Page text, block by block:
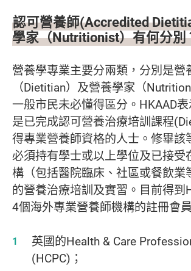
認可營養師(Accredited
學家（Nutritionist）有何分別
營養學專業主要分兩類，分別是營
（Dietitian）及營養學家（
一般市民未必懂得區分。HKAAD
是已完成認可營養治療培訓課程
得專業營養師資格的人士。修畢該
必須持有學士或以上學位及已接受
構（包括醫院臨床、社區或餐飲業
的營養治療培訓及實習。目前得到
4個海外專業營養師機構的註冊會
英國的Health & Care
(HCPC)；